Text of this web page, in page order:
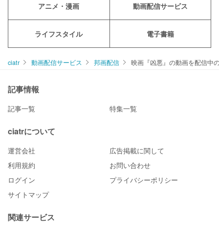
アニメ・漫画 動画配信サービス
ライフスタイル 電子書籍
ciatr 動画配信サービス 邦画配信 映画『凶悪』の動画を配信中
記事情報
記事一覧 特集一覧
ciatrについて
運営会社
広告掲載に関して
利用規約
お問い合わせ
ログイン
プライバシーポリシー
サイトマップ
関連サービス